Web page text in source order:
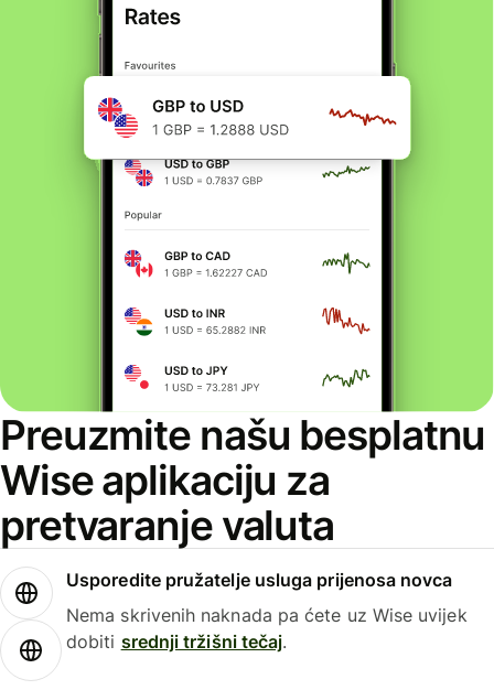
Preuzmite našu besplatnu
Wise aplikaciju za
pretvaranje valuta
Usporedite pružatelje usluga prijenosa novca
Nema skrivenih naknada pa ćete uz Wise uvijek
dobiti srednji tržišni tečaj.